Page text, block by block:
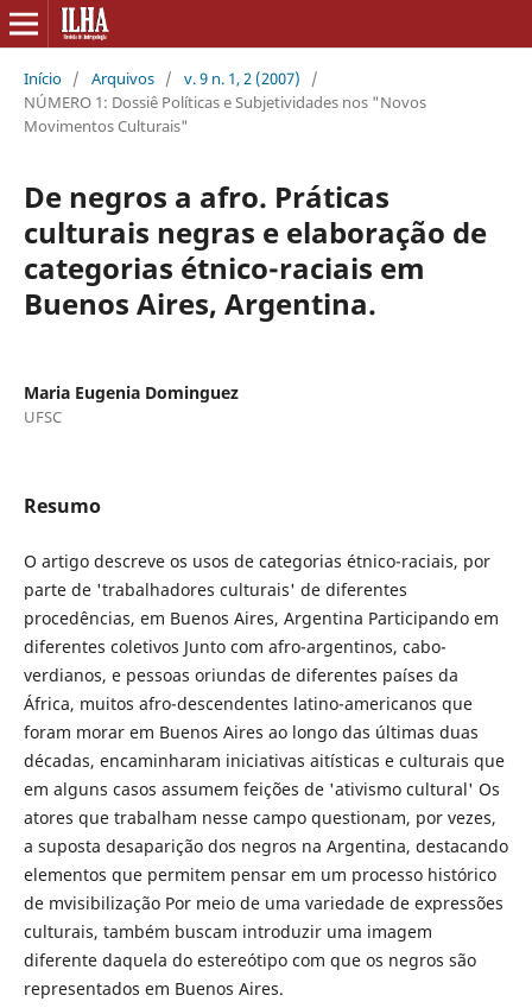
Início / Arquivos / v. 9 n. 1, 2 (2007)
/
NÚMERO 1: Dossiê Políticas e Subjetividades nos "Novos
Movimentos Culturais"
De negros a afro. Práticas
culturais negras e elaboração de
categorias étnico-raciais em
Buenos Aires, Argentina.
Maria Eugenia Dominguez
UFSC
Resumo
O artigo descreve os usos de categorias étnico-raciais, por
parte de 'trabalhadores culturais' de diferentes
procedências, em Buenos Aires, Argentina Participando em
diferentes coletivos Junto com afro-argentinos, cabo-
verdianos, e pessoas oriundas de diferentes países da
África, muitos afro-descendentes latino-americanos que
foram morar em Buenos Aires ao longo das últimas duas
décadas, encaminharam iniciativas aitísticas e culturais que
em alguns casos assumem feições de 'ativismo cultural' Os
atores que trabalham nesse campo questionam, por vezes,
a suposta desaparição dos negros na Argentina, destacando
elementos que permitem pensar em um processo histórico
de mvisibilização Por meio de uma variedade de expressões
culturais, também buscam introduzir uma imagem
diferente daquela do estereótipo com que os negros são
representados em Buenos Aires.